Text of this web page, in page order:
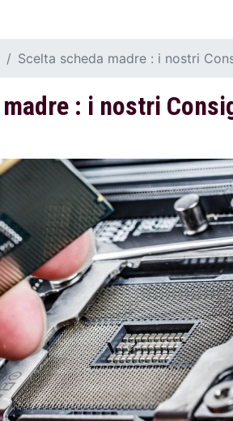
Scelta scheda madre : i nostri
: i nostri